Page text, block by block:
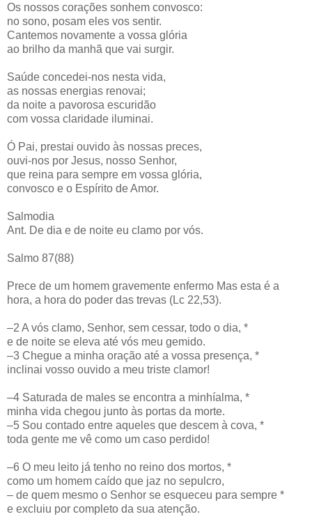
Os nossos corações sonhem convosco:
no sono, posam eles vos sentir.
Cantemos novamente a vossa glória
ao brilho da manhã que vai surgir.
Saúde concedei-nos nesta vida,
as nossas energias renovai;
da noite a pavorosa escuridão
com vossa claridade iluminai.
Ó Pai, prestai ouvido às nossas preces,
ouvi-nos por Jesus, nosso Senhor,
que reina para sempre em vossa glória,
convosco e o Espírito de Amor.
Salmodia
Ant. De dia e de noite eu clamo por vós.
Salmo 87(88)
Prece de um homem gravemente enfermo Mas esta é a
hora, a hora do poder das trevas (Lc 22,53).
–2 A vós clamo, Senhor, sem cessar, todo o dia, *
e de noite se eleva até vós meu gemido.
–3 Chegue a minha oração até a vossa presença, *
inclinai vosso ouvido a meu triste clamor!
–4 Saturada de males se encontra a minhíalma, *
minha vida chegou junto às portas da morte.
–5 Sou contado entre aqueles que descem à cova, *
toda gente me vê como um caso perdido!
–6 O meu leito já tenho no reino dos mortos, *
como um homem caído que jaz no sepulcro,
– de quem mesmo o Senhor se esqueceu para sempre *
e excluiu por completo da sua atenção.